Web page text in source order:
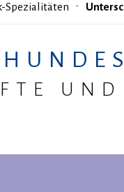
Spezialitäten